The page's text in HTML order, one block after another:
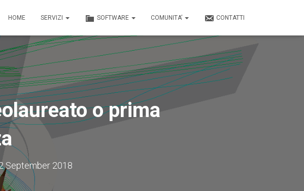
HOME SERVIZI SOFTWARE COMUNITA’ CONTATTI
o prima
September 2018